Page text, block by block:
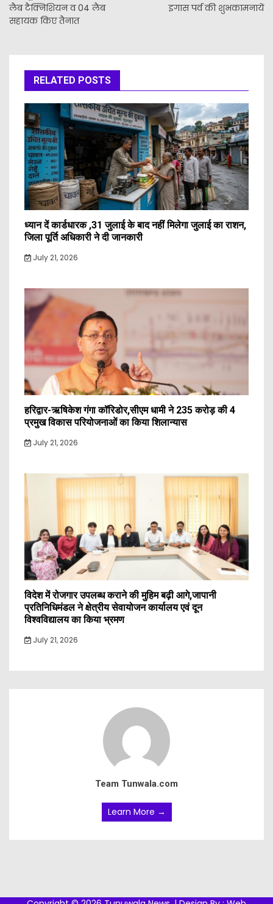
लैब टैक्निशियन व 04 लैब
सहायक किए तैनात
इगास पर्व की शुभकामनायें
RELATED POSTS
ध्यान दें कार्डधारक ,31 जुलाई के बाद नहीं मिलेगा जुलाई का राशन,
जिला पूर्ति अधिकारी ने दी जानकारी
July 21, 2026
हरिद्वार-ऋषिकेश गंगा कॉरिडोर,सीएम धामी ने 235 करोड़ की 4
प्रमुख विकास परियोजनाओं का किया शिलान्यास
July 21, 2026
विदेश में रोजगार उपलब्ध कराने की मुहिम बढ़ी आगे,जापानी
प्रतिनिधिमंडल ने क्षेत्रीय सेवायोजन कार्यालय एवं दून
विश्वविद्यालय का किया भ्रमण
July 21, 2026
Team Tunwala.com
Learn More →